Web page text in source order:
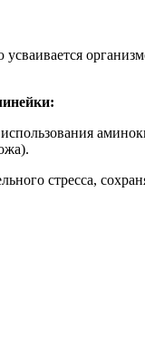
стресса,